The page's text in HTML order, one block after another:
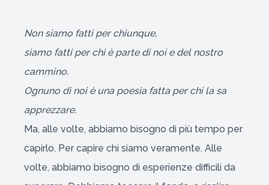
Non siamo fatti per chiunque,
siamo fatti per chi è parte di noi e del nostro
cammino.
Ognuno di noi è una poesia fatta per chi la sa
apprezzare.
Ma, alle volte, abbiamo bisogno di più tempo per
capirlo. Per capire chi siamo veramente. Alle
volte, abbiamo bisogno di esperienze difficili da